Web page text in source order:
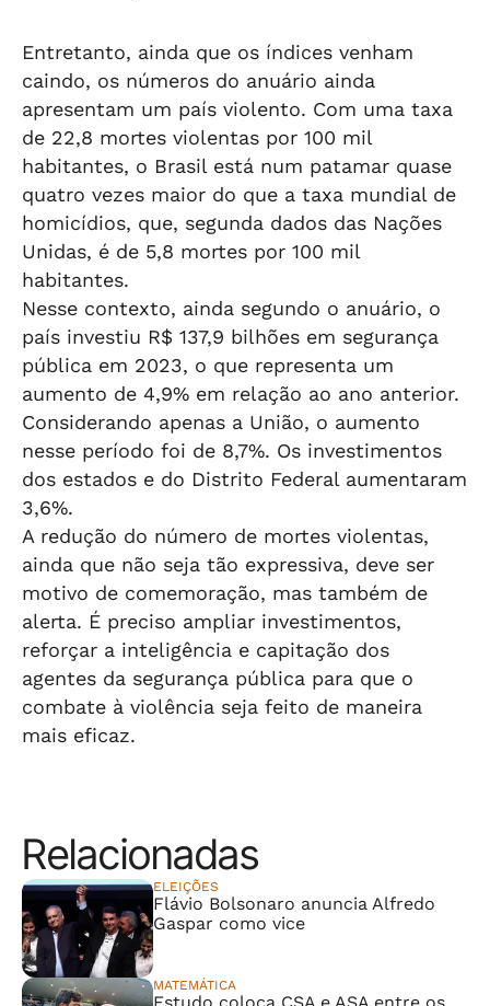
Entretanto, ainda que os índices venham
caindo, os números do anuário ainda
apresentam um país violento. Com uma taxa
de 22,8 mortes violentas por 100 mil
habitantes, o Brasil está num patamar quase
quatro vezes maior do que a taxa mundial de
homicídios, que, segunda dados das Nações
Unidas, é de 5,8 mortes por 100 mil
habitantes.
Nesse contexto, ainda segundo o anuário, o
país investiu R$ 137,9 bilhões em segurança
pública em 2023, o que representa um
aumento de 4,9% em relação ao ano anterior.
Considerando apenas a União, o aumento
nesse período foi de 8,7%. Os investimentos
dos estados e do Distrito Federal aumentaram
3,6%.
A redução do número de mortes violentas,
ainda que não seja tão expressiva, deve ser
motivo de comemoração, mas também de
alerta. É preciso ampliar investimentos,
reforçar a inteligência e capitação dos
agentes da segurança pública para que o
combate à violência seja feito de maneira
mais eficaz.
Relacionadas
ELEIÇÕES
Flávio Bolsonaro anuncia Alfredo
Gaspar como vice
MATEMÁTICA